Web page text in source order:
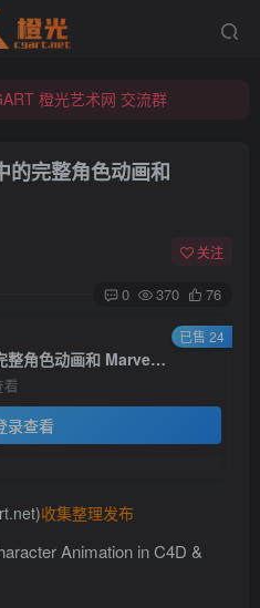
橙光艺术网 交流群
橙光艺术网 交流群
完整角色动画和
关注
0 370 76
Patata School – C4D 中的完整角色动画和 Marvelous Designer
看
录查看
已售 24
收集整理发布
Animation in C4D &
找回密码